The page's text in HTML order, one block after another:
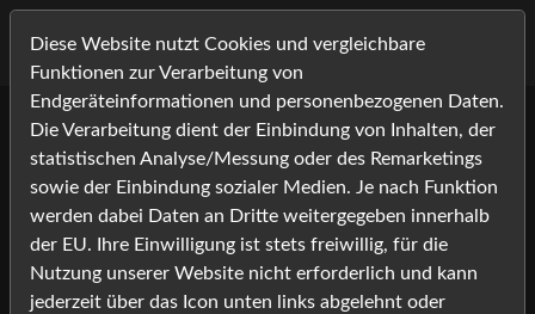
Willkommen bei Foto-
Job.com -
Ihrem Bildershop rund um die
Pferdefotografie!
Diese Website nutzt Cookies und vergleichbare
Funktionen zur Verarbeitung von
Endgeräteinformationen und personenbezogenen Daten.
Die Verarbeitung dient der Einbindung von Inhalten, der
statistischen Analyse/Messung oder des Remarketings
sowie der Einbindung sozialer Medien. Je nach Funktion
werden dabei Daten an Dritte weitergegeben innerhalb
der EU. Ihre Einwilligung ist stets freiwillig, für die
Nutzung unserer Website nicht erforderlich und kann
jederzeit über das Icon unten links abgelehnt oder